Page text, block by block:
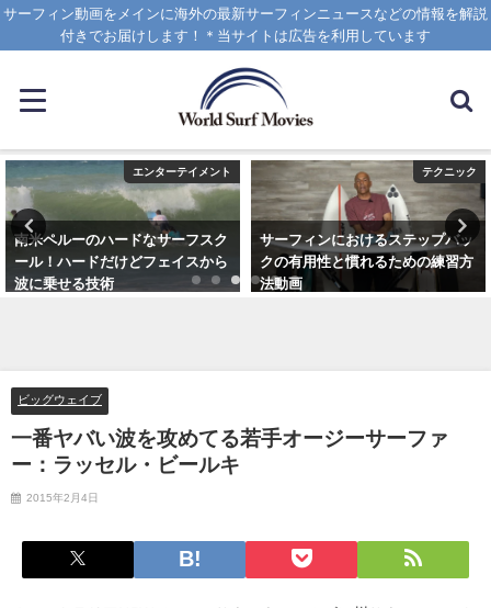
サーフィン動画をメインに海外の最新サーフィンニュースなどの情報を解説
付きでお届けします！＊当サイトは広告を利用しています
エンターテイメント
南米ペルーのハードなサーフスク
ール！ハードだけどフェイスから
波に乗せる技術
テクニック
サーフィンにおけるステップバッ
クの有用性と慣れるための練習方
法動画
ビッグウェイブ
一番ヤバい波を攻めてる若手オージーサーファ
ー：ラッセル・ビールキ
2015年2月4日